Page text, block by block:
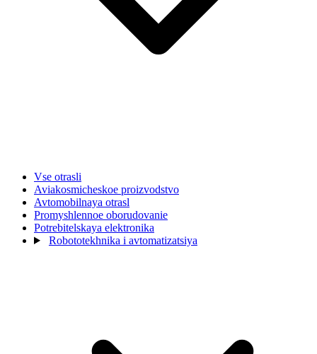
Vse otrasli
Aviakosmicheskoe proizvodstvo
Avtomobilnaya otrasl
Promyshlennoe oborudovanie
Potrebitelskaya elektronika
Robototekhnika i avtomatizatsiya